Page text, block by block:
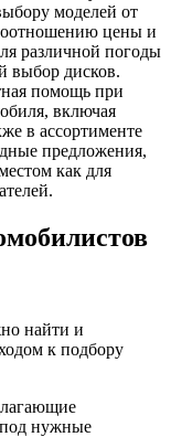
моделей от
цены и
различной погоды
выбор дисков.
помощь при
включая
в ассортименте
предложения,
как для
найти и
к подбору
нужные